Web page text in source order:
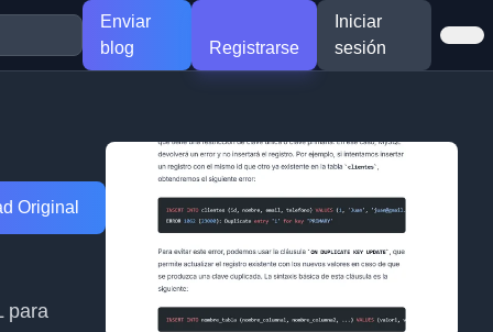
Enviar
blog
Registrarse
Iniciar
sesión
Original
para